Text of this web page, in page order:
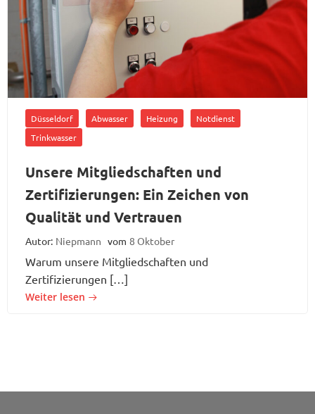
Düsseldorf Abwasser Heizung
Notdienst
Trinkwasser
Unsere Mitgliedschaften und
Zertifizierungen: Ein Zeichen von
Qualität und Vertrauen
Autor: Niepmann vom 8 Oktober
Warum unsere Mitgliedschaften und
Zertifizierungen […]
Weiter lesen